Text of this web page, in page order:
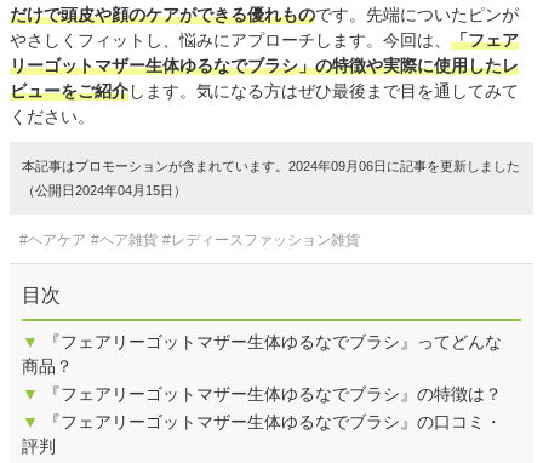
だけで頭皮や顔のケアができる優れものです。先端についたピンが
やさしくフィットし、悩みにアプローチします。今回は、 「フェア
リーゴットマザー生体ゆるなでブラシ」の特徴や実際に使用したレ
ビューをご紹介します。気になる方はぜひ最後まで目を通してみて
ください。
本記事はプロモーションが含まれています。2024年09月06日に記事を更新しました
（公開日2024年04月15日）
#ヘアケア #ヘア雑貨 #レディースファッション雑貨
目次
▼
『フェアリーゴットマザー生体ゆるなでブラシ』ってどんな
商品？
▼
『フェアリーゴットマザー生体ゆるなでブラシ』の特徴は？
▼
『フェアリーゴットマザー生体ゆるなでブラシ』の口コミ・
評判